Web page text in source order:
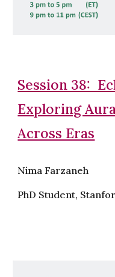
Session 38:
Exploring
Across Eras
Nima Farzaneh
PhD Student,